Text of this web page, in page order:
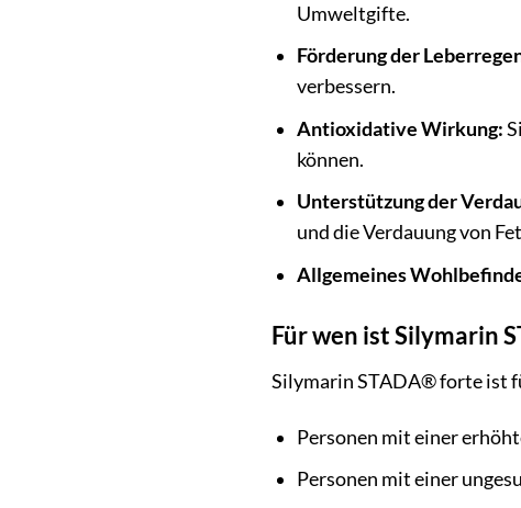
Umweltgifte.
Förderung der
verbessern.
Antioxidative Wirkung:
können.
Unterstützung der
und die Verdauung von
Allgemeines
Für wen ist Silymarin
Silymarin STADA® forte ist
Personen mit einer
Personen mit einer